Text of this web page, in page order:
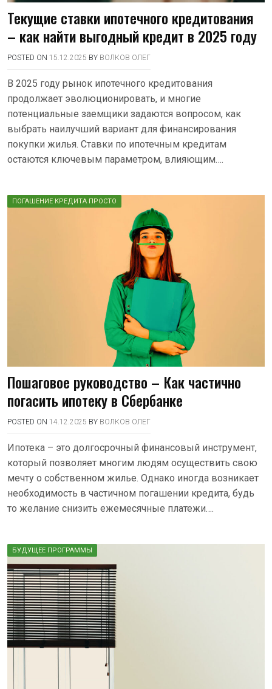
Текущие ставки ипотечного кредитования
– как найти выгодный кредит в 2025 году
POSTED ON 15.12.2025 BY ВОЛКОВ ОЛЕГ
В 2025 году рынок ипотечного кредитования
продолжает эволюционировать, и многие
потенциальные заемщики задаются вопросом, как
выбрать наилучший вариант для финансирования
покупки жилья. Ставки по ипотечным кредитам
остаются ключевым параметром, влияющим….
ПОГАШЕНИЕ КРЕДИТА ПРОСТО
Пошаговое руководство – Как частично
погасить ипотеку в Сбербанке
POSTED ON 14.12.2025 BY ВОЛКОВ ОЛЕГ
Ипотека – это долгосрочный финансовый инструмент,
который позволяет многим людям осуществить свою
мечту о собственном жилье. Однако иногда возникает
необходимость в частичном погашении кредита, будь
то желание снизить ежемесячные платежи….
БУДУЩЕЕ ПРОГРАММЫ